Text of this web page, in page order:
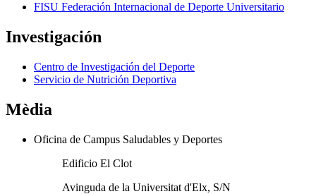
FISU Federación Internacional de Deporte Universitario
Investigación
Centro de Investigación del Deporte
Servicio de Nutrición Deportiva
Mèdia
Oficina de Campus Saludables y Deportes
Edificio El Clot
Avinguda de la Universitat d'Elx, S/N